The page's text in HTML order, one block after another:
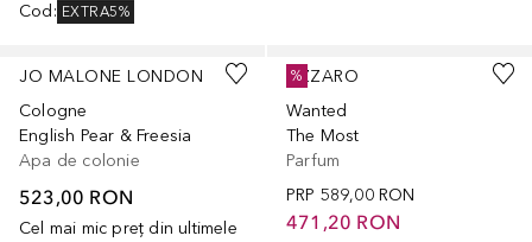
Cod : EXTRA5%
JO MALONE LONDON
Cologne
English Pear & Freesia
Apa de colonie
523,00 RON
Cel mai mic preț din ultimele
AZZARO
Wanted
The Most
Parfum
PRP 589,00 RON
471,20 RON
%